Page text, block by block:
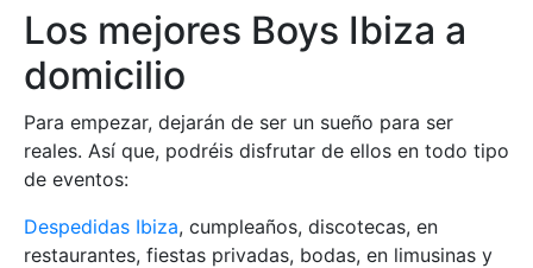
Los mejores Boys Ibiza a
domicilio
Para empezar, dejarán de ser un sueño para ser
reales. Así que, podréis disfrutar de ellos en todo tipo
de eventos:
Despedidas Ibiza, cumpleaños, discotecas, en
restaurantes, fiestas privadas, bodas, en limusinas y